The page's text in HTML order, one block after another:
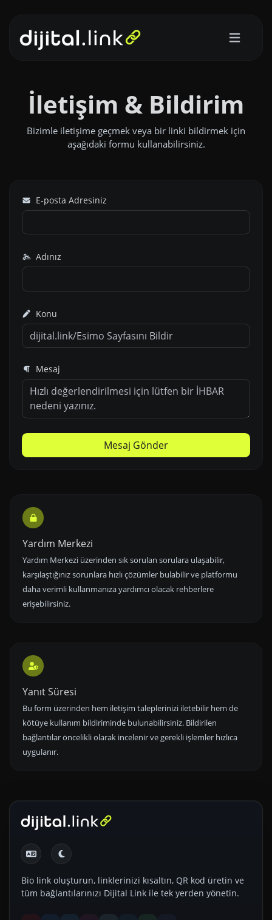
İletişim & Bildirim
Bizimle iletişime geçmek veya bir linki bildirmek için
aşağıdaki formu kullanabilirsiniz.
E-posta Adresiniz
Adınız
Konu
Mesaj
Mesaj Gönder
Yardım Merkezi
Yardım Merkezi üzerinden sık sorulan sorulara ulaşabilir,
karşılaştığınız sorunlara hızlı çözümler bulabilir ve platformu
daha verimli kullanmanıza yardımcı olacak rehberlere
erişebilirsiniz.
Yanıt Süresi
Bu form üzerinden hem iletişim taleplerinizi iletebilir hem de
kötüye kullanım bildiriminde bulunabilirsiniz. Bildirilen
bağlantılar öncelikli olarak incelenir ve gerekli işlemler hızlıca
uygulanır.
Bio link oluşturun, linklerinizi kısaltın, QR kod üretin ve
tüm bağlantılarınızı Dijital Link ile tek yerden yönetin.